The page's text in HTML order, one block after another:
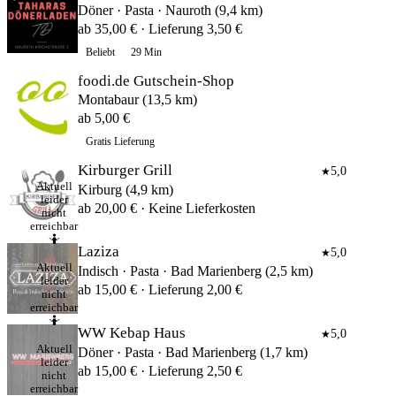
Döner · Pasta · Nauroth (9,4 km)
ab 35,00 € · Lieferung 3,50 €
Beliebt 29 Min
foodi.de Gutschein-Shop
Montabaur (13,5 km)
ab 5,00 €
Gratis Lieferung
Kirburger Grill ★5,0
Kirburg (4,9 km)
ab 20,00 € · Keine Lieferkosten
Aktuell
leider
nicht
erreichbar
🤷
Laziza ★5,0
Indisch · Pasta · Bad Marienberg (2,5 km)
ab 15,00 € · Lieferung 2,00 €
Aktuell
leider
nicht
erreichbar
🤷
WW Kebap Haus ★5,0
Döner · Pasta · Bad Marienberg (1,7 km)
ab 15,00 € · Lieferung 2,50 €
Aktuell
leider
nicht
erreichbar